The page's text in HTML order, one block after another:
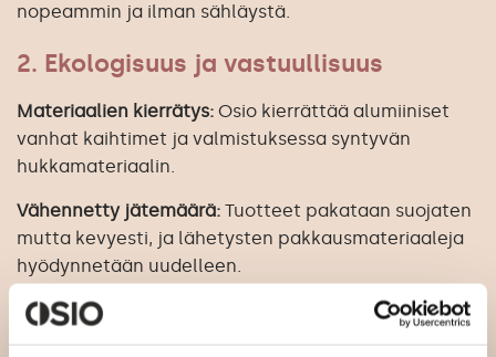
nopeammin ja ilman sähläystä.
2. Ekologisuus ja vastuullisuus
Materiaalien kierrätys: Osio kierrättää alumiiniset
vanhat kaihtimet ja valmistuksessa syntyvän
hukkamateriaalin.
Vähennetty jätemäärä: Tuotteet pakataan suojaten
mutta kevyesti, ja lähetysten pakkausmateriaaleja
hyödynnetään uudelleen.
Kestävä kehitys:
Osio varmistaa materiaalien